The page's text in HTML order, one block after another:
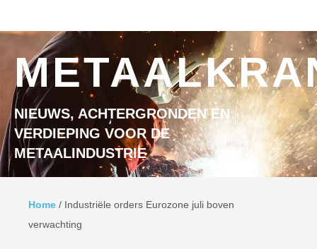
NIEUWS, ACHTERGRONDEN EN
VERDIEPING VOOR DE
METAALINDUSTRIE
Home / Industriële orders Eurozone juli boven
verwachting